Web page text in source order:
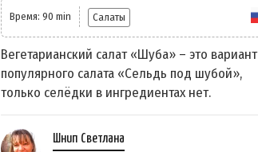
Время: 90 min Салаты
Вегетарианский салат «Шуба» – это вариант
популярного салата «Сельдь под шубой»,
только селёдки в ингредиентах нет.
Шнип Светлана